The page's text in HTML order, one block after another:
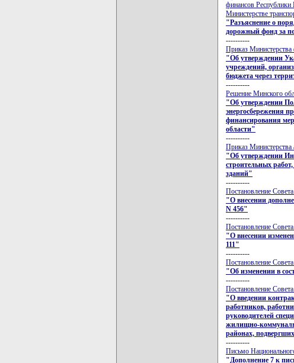
финансов
Министерстве
"Разъяснение о
дорожный фонд за
----------
Приказ
"Об утверждении
учреждений,
бюджета через
----------
Решение Минского
"Об утверждении
энергосбережения
финансирования
области"
----------
Приказ Министерства
"Об утверждении
строительных
зданий"
----------
Постановление
"О внесении
N 456"
----------
Постановление
"О внесении
111"
----------
Постановление
"Об изменении в
----------
Постановление
"О введении
работников,
руководителей
жилищно-
районах,
----------
Письмо
"Дополнение 7 к